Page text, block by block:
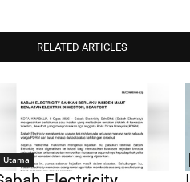
RELATED ARTICLES
Utama